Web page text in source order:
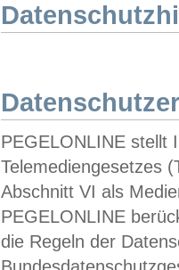
PEGELONLINE stellt
Telemediengesetzes
Abschnitt VI als
PEGELONLINE
die Regeln der